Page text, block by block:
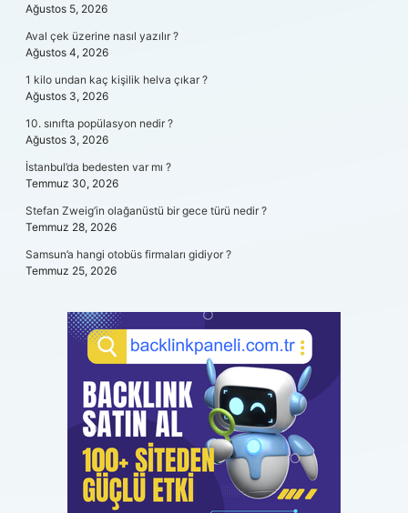
Ağustos 5, 2026
Aval çek üzerine nasıl yazılır ?
Ağustos 4, 2026
1 kilo undan kaç kişilik helva çıkar ?
Ağustos 3, 2026
10. sınıfta popülasyon nedir ?
Ağustos 3, 2026
İstanbul’da bedesten var mı ?
Temmuz 30, 2026
Stefan Zweig’in olağanüstü bir gece türü nedir ?
Temmuz 28, 2026
Samsun’a hangi otobüs firmaları gidiyor ?
Temmuz 25, 2026